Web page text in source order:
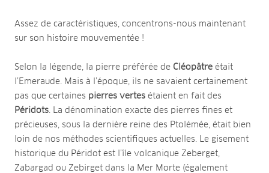
Assez de caractéristiques, concentrons-nous maintenant
sur son histoire mouvementée !
Selon la légende, la pierre préférée de Cléopâtre était
l’Emeraude. Mais à l’époque, ils ne savaient certainement
pas que certaines pierres vertes étaient en fait des
Péridots . La dénomination exacte des pierres fines et
précieuses, sous la dernière reine des Ptolémée, était bien
loin de nos méthodes scientifiques actuelles. Le gisement
historique du Péridot est l’île volcanique Zeberget,
Zabargad ou Zebirget dans la Mer Morte (également